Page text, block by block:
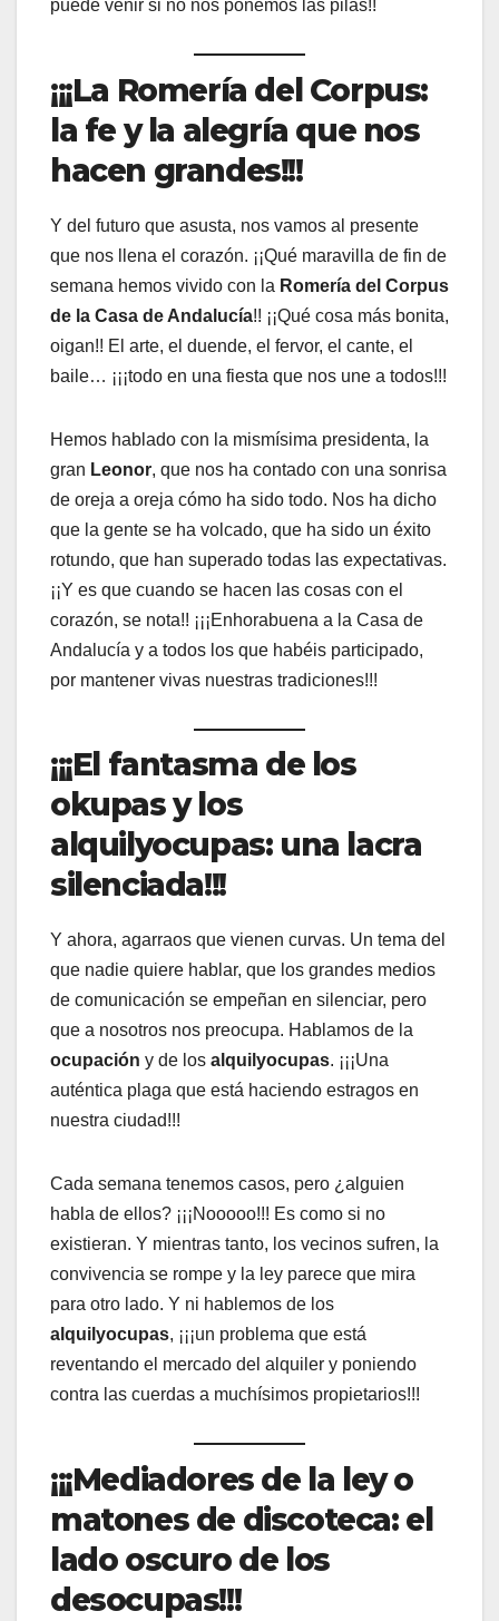
puede venir si no nos ponemos las pilas!!
¡¡¡La Romería del Corpus:
la fe y la alegría que nos
hacen grandes!!!
Y del futuro que asusta, nos vamos al presente
que nos llena el corazón. ¡¡Qué maravilla de fin de
semana hemos vivido con la Romería del Corpus
de la Casa de Andalucía!! ¡¡Qué cosa más bonita,
oigan!! El arte, el duende, el fervor, el cante, el
baile… ¡¡¡todo en una fiesta que nos une a todos!!!
Hemos hablado con la mismísima presidenta, la
gran Leonor, que nos ha contado con una sonrisa
de oreja a oreja cómo ha sido todo. Nos ha dicho
que la gente se ha volcado, que ha sido un éxito
rotundo, que han superado todas las expectativas.
¡¡Y es que cuando se hacen las cosas con el
corazón, se nota!! ¡¡¡Enhorabuena a la Casa de
Andalucía y a todos los que habéis participado,
por mantener vivas nuestras tradiciones!!!
¡¡¡El fantasma de los
okupas y los
alquilyocupas: una lacra
silenciada!!!
Y ahora, agarraos que vienen curvas. Un tema del
que nadie quiere hablar, que los grandes medios
de comunicación se empeñan en silenciar, pero
que a nosotros nos preocupa. Hablamos de la
ocupación y de los alquilyocupas. ¡¡¡Una
auténtica plaga que está haciendo estragos en
nuestra ciudad!!!
Cada semana tenemos casos, pero ¿alguien
habla de ellos? ¡¡¡Nooooo!!! Es como si no
existieran. Y mientras tanto, los vecinos sufren, la
convivencia se rompe y la ley parece que mira
para otro lado. Y ni hablemos de los
alquilyocupas, ¡¡¡un problema que está
reventando el mercado del alquiler y poniendo
contra las cuerdas a muchísimos propietarios!!!
¡¡¡Mediadores de la ley o
matones de discoteca: el
lado oscuro de los
desocupas!!!